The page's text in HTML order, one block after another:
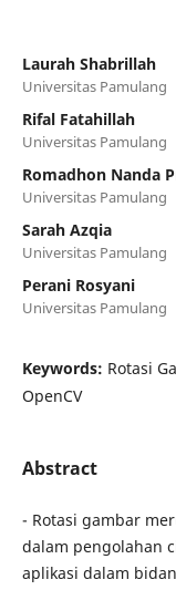
Laurah Shabrillah
Universitas Pamulang
Rifal Fatahillah
Universitas Pamulang
Romadhon Nanda
Universitas Pamulang
Sarah Azqia
Universitas Pamulang
Perani Rosyani
Universitas Pamulang
Keywords: Rotasi
OpenCV
Abstract
- Rotasi gambar
dalam pengolahan
aplikasi dalam